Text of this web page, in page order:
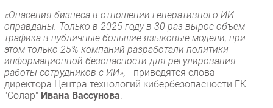
«Опасения бизнеса в отношении генеративного ИИ
оправданы. Только в 2025 году в 30 раз вырос объем
трафика в публичные большие языковые модели, при
этом только 25% компаний разработали политики
информационной безопасности для регулирования
работы сотрудников с ИИ», - приводятся слова
директора Центра технологий кибербезопасности ГК
"Солар" Ивана Вассунова